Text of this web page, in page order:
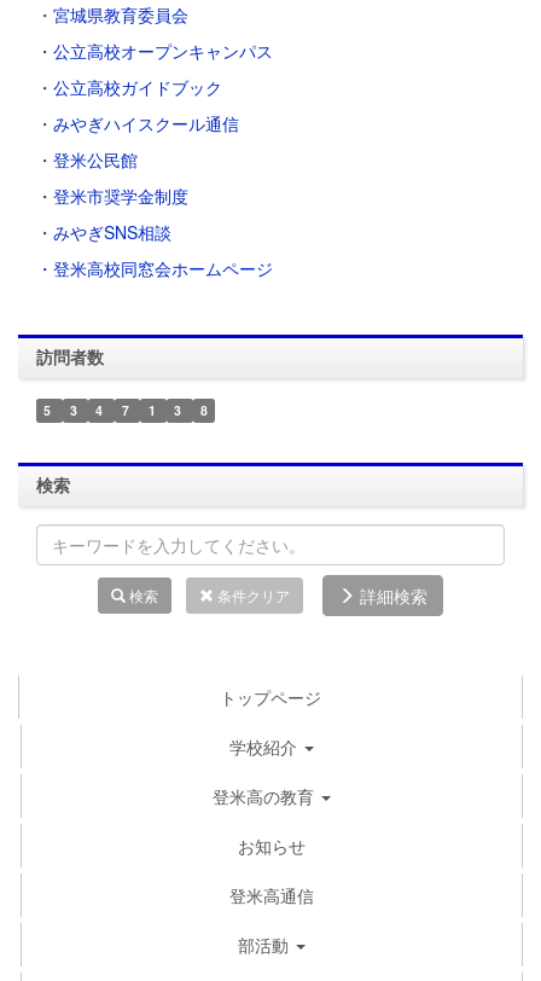
・ 宮城県教育委員会
・ 公立高校オープンキャンパス
・ 公立高校ガイドブック
・ みやぎハイスクール通信
・ 登米公民館
・ 登米市奨学金制度
・ みやぎSNS相談
・登米高校同窓会ホームページ
訪問者数
5 3 4 7 1 3 8
検索
検索 条件クリア 詳細検索
トップページ
学校紹介
登米高の教育
お知らせ
登米高通信
部活動